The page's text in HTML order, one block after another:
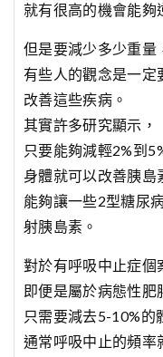
就有很高的機會能夠
但是要減少多少重量
有些人的觀念是一
改善這些疾病。
其實許多研究顯示，
只要能夠減輕2%到
身體就可以改善胰島
能夠讓一些2型糖尿
射胰島素。
對於有呼吸中止症個
即便是屬於病態性肥
只需要減去5-10%的
通常呼吸中止的頻率